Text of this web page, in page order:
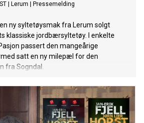
Lerum Pressemelding
ny syltetøysmak fra Lerum solgt
klassiske jordbærsyltetøy. I enkelte
passert den mangeårige
satt en ny milepæl for den
fra Sogndal.